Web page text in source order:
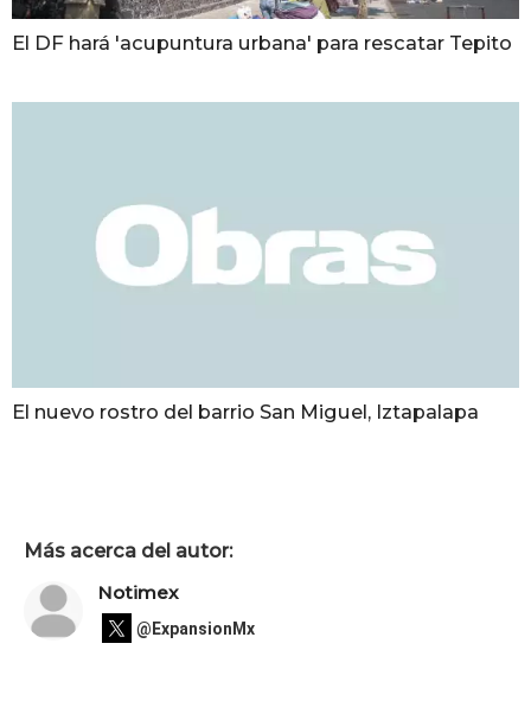
El DF hará 'acupuntura urbana' para rescatar Tepito
El nuevo rostro del barrio San Miguel, Iztapalapa
Más acerca del autor:
Notimex
@ExpansionMx